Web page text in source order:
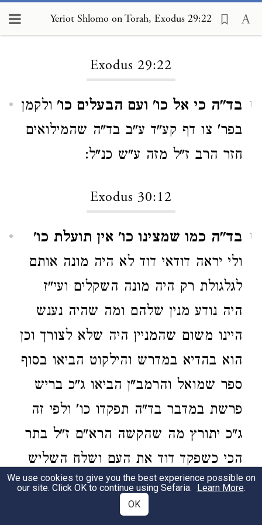
Yeriot Shlomo on Torah, Exodus 29:22
Exodus 29:22
1 בד"ה כי אל כו' ועם הבעלים כו' ולקמן
בפר' צו דף קע"ד ע"ב בד"ה שהמילואים
חזר הרב ז"ל מזה ע"ש כנ"ל:
Exodus 30:12
1
בד"ה כמו שמצינו כו' אין תועלת כו'
ולי יראה דודאי דוד לא היה מונה אותם
לגלגולת רק היה מונה השקלים ועי"ז
היה נודע מנין שלהם ומה שהיה נענש
היינו משום שהמניין היה שלא לצורך וכן
הוא בהדיא במדרש והילקוט הביאו בסוף
ספר שמואל והרמב"ן הביאו ג"כ בריש
פרשת במדבר בד"ה תפקדו כו' ולפי זה
ג"כ יתורץ מה שהקשה הרא"ם ז"ל בתר
הכי כשפקד דוד את העם ושלח השליש
ביד יואב כו' למה לא היה בהם המגפה
דהיינו משום דאותו המניין היה לצורך
We use cookies to give you the best experience possible on
our site. Click OK to continue using Sefaria. Learn More.
OK